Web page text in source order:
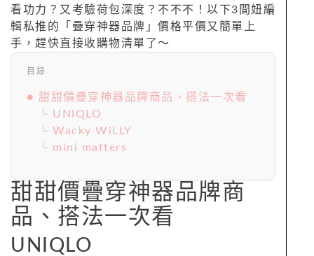
看功力？又考驗荷包深度？不不不！以下3間妞編
輯私推的「疊穿神器品牌」價格平價又簡單上
手，趕快直接收購物清單了～
目錄
● 甜甜價疊穿神器品牌商品、搭法一次看
└ UNIQLO
└ Wacky WiLLY
└ mini matters
甜甜價疊穿神器品牌商
品、搭法一次看
UNIQLO